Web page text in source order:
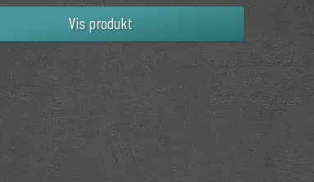
Vis produkt